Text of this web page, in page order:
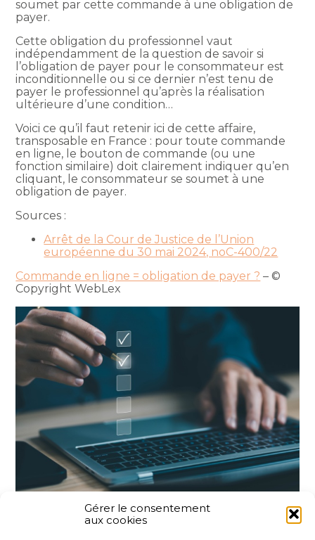
Gérer le consentement
aux cookies
soumet par cette commande à une obligation de
payer.
Cette obligation du professionnel vaut
indépendamment de la question de savoir si
l’obligation de payer pour le consommateur est
inconditionnelle ou si ce dernier n’est tenu de
payer le professionnel qu’après la réalisation
ultérieure d’une condition…
Voici ce qu’il faut retenir ici de cette affaire,
transposable en France : pour toute commande
en ligne, le bouton de commande (ou une
fonction similaire) doit clairement indiquer qu’en
cliquant, le consommateur se soumet à une
obligation de payer.
Sources :
Arrêt de la Cour de Justice de l’Union
européenne du 30 mai 2024, noC-400/22
Commande en ligne = obligation de payer ? – ©
Copyright WebLex